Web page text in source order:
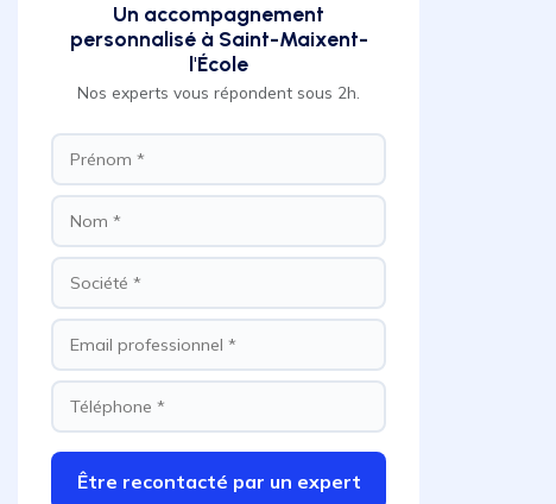
Un accompagnement
personnalisé à Saint-Maixent-
l'École
Nos experts vous répondent sous 2h.
Être recontacté par un expert